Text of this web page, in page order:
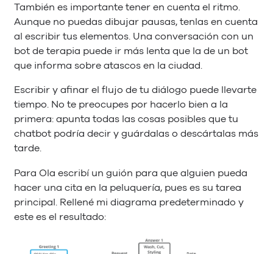
También es importante tener en cuenta el ritmo.
Aunque no puedas dibujar pausas, tenlas en cuenta
al escribir tus elementos. Una conversación con un
bot de terapia puede ir más lenta que la de un bot
que informa sobre atascos en la ciudad.
Escribir y afinar el flujo de tu diálogo puede llevarte
tiempo. No te preocupes por hacerlo bien a la
primera: apunta todas las cosas posibles que tu
chatbot podría decir y guárdalas o descártalas más
tarde.
Para Ola escribí un guión para que alguien pueda
hacer una cita en la peluquería, pues es su tarea
principal. Rellené mi diagrama predeterminado y
este es el resultado: